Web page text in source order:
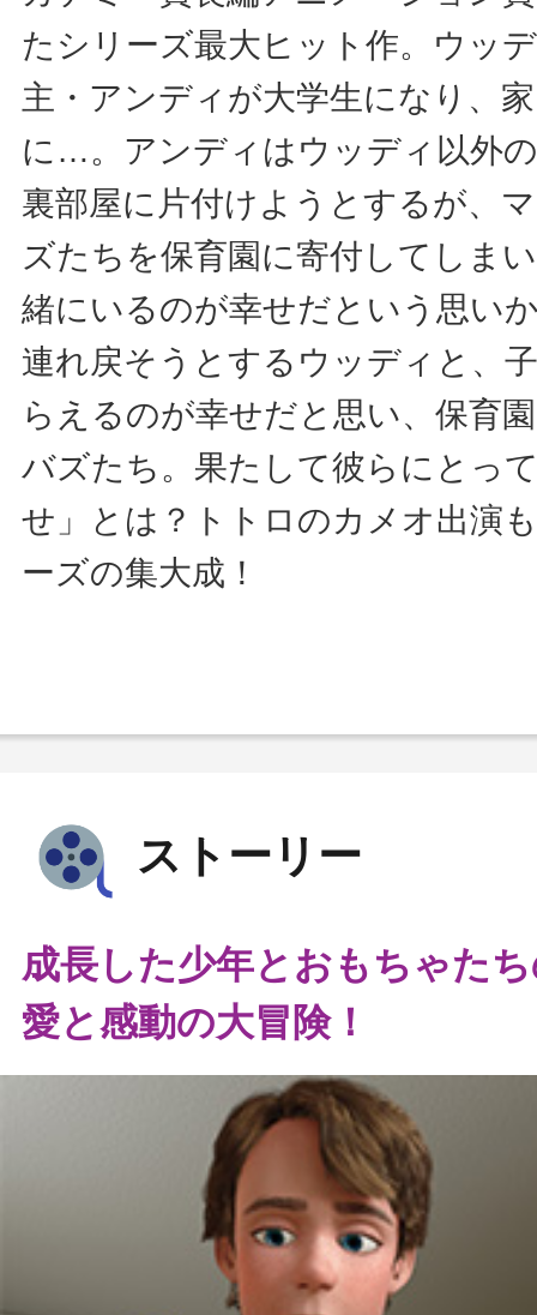
たシリーズ最大ヒット作。ウッ
主・アンディが大学生になり、
に…。アンディはウッディ以外
裏部屋に片付けようとするが、
ズたちを保育園に寄付してしま
緒にいるのが幸せだという思い
連れ戻そうとするウッディと、
らえるのが幸せだと思い、保育
バズたち。果たして彼らにとっ
せ」とは？トトロのカメオ出演
ーズの集大成！
ストーリー
成長した少年とおもちゃた
愛と感動の大冒険！